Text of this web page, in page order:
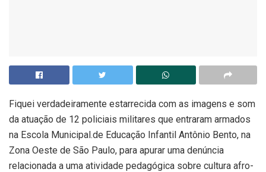
Fiquei verdadeiramente estarrecida com as imagens e som
da atuação de 12 policiais militares que entraram armados
na Escola Municipal.de Educação Infantil Antônio Bento, na
Zona Oeste de São Paulo, para apurar uma denúncia
relacionada a uma atividade pedagógica sobre cultura afro-